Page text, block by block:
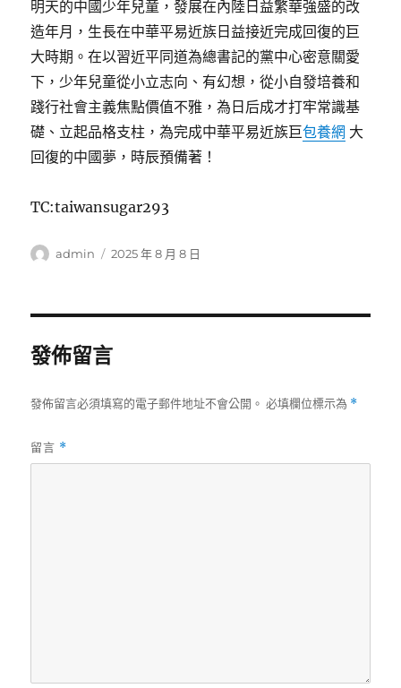
明天的中國少年兒童，發展在內陸日益繁華強盛的改
造年月，生長在中華平易近族日益接近完成回復的巨
大時期。在以習近平同道為總書記的黨中心密意關愛
下，少年兒童從小立志向、有幻想，從小自發培養和
踐行社會主義焦點價值不雅，為日后成才打牢常識基
礎、立起品格支柱，為完成中華平易近族巨包養網 大
回復的中國夢，時辰預備著！
TC:taiwansugar293
作
admin
發
2025 年 8 月 8 日
發佈留言
發佈留言必須填寫的電子郵件地址不會公開。 必填欄位標示為 *
留言 *